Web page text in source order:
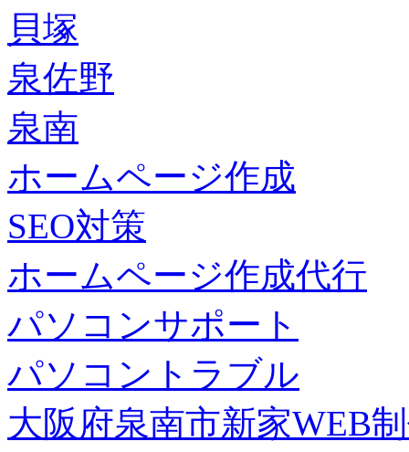
貝塚
泉佐野
泉南
ホームページ作成
SEO対策
ホームページ作成代行
パソコンサポート
パソコントラブル
大阪府泉南市新家WEB